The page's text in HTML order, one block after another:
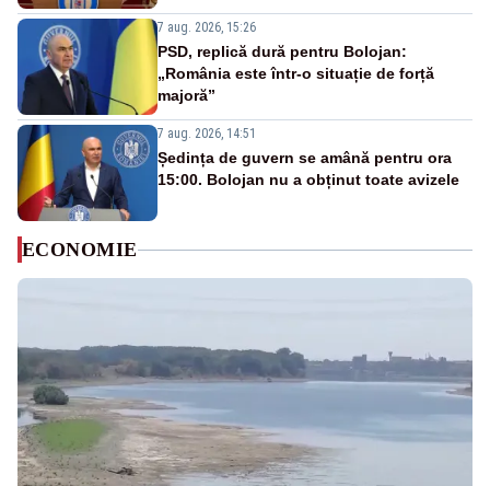
7 aug. 2026, 15:26
PSD, replică dură pentru Bolojan:
„România este într-o situație de forță
majoră”
7 aug. 2026, 14:51
Ședința de guvern se amână pentru ora
15:00. Bolojan nu a obținut toate avizele
ECONOMIE